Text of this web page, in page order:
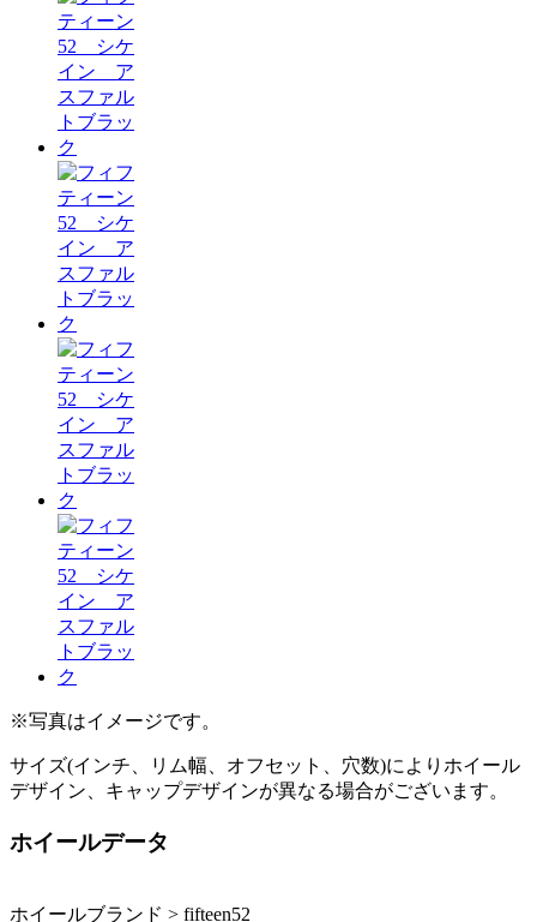
※写真はイメージです。
サイズ(インチ、リム幅、オフセット、穴数)によりホイール
デザイン、キャップデザインが異なる場合がございます。
ホイールデータ
ホイールブランド > fifteen52